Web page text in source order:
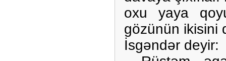
oxu yaya
gözünün ikisini
İsgəndər deyir: